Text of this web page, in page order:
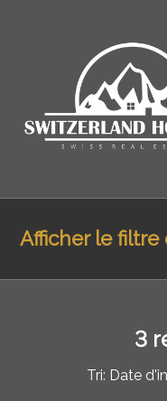
Afficher le
3
Tri: Date